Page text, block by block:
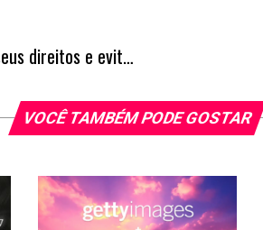
Herança: como garantir seus direitos e evitar conflitos familiares
VOCÊ TAMBÉM PODE GOSTAR